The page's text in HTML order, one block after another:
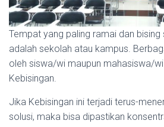
Tempat yang paling ramai dan bising
adalah sekolah atau kampus.
oleh siswa/wi maupun mahasiswa/
Kebisingan.
Jika Kebisingan ini terjadi terus-
solusi, maka bisa dipastikan